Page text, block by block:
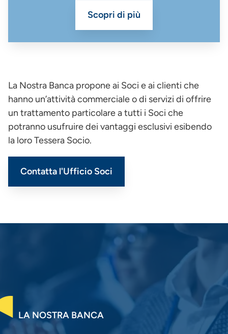
Scopri di più
La Nostra Banca propone ai Soci e ai clienti che
hanno un’attività commerciale o di servizi di offrire
un trattamento particolare a tutti i Soci che
potranno usufruire dei vantaggi esclusivi esibendo
la loro Tessera Socio.
Contatta l'Ufficio Soci
LA NOSTRA BANCA